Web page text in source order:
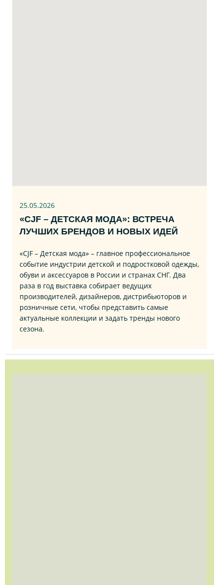
25.05.2026
«CJF – ДЕТСКАЯ МОДА»: ВСТРЕЧА
ЛУЧШИХ БРЕНДОВ И НОВЫХ ИДЕЙ
«CJF – Детская мода» – главное профессиональное
событие индустрии детской и подростковой одежды,
обуви и аксессуаров в России и странах СНГ. Два
раза в год выставка собирает ведущих
производителей, дизайнеров, дистрибьюторов и
розничные сети, чтобы представить самые
актуальные коллекции и задать тренды нового
сезона.